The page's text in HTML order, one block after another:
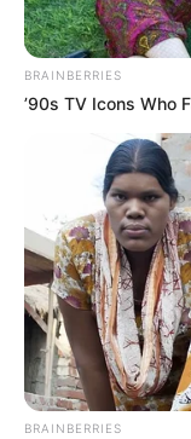
BRAINBERRIES
’90s TV Icons Who
BRAINBERRIES